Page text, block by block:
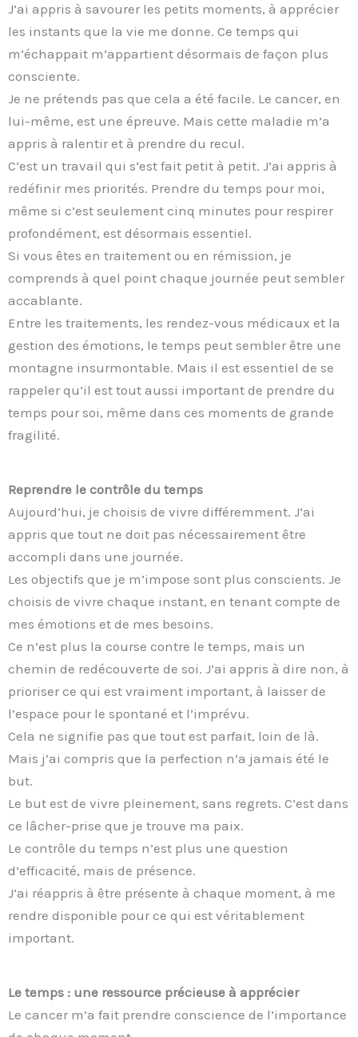
J’ai appris à savourer les petits moments, à apprécier
les instants que la vie me donne. Ce temps qui
m’échappait m’appartient désormais de façon plus
consciente.
Je ne prétends pas que cela a été facile. Le cancer, en
lui-même, est une épreuve. Mais cette maladie m’a
appris à ralentir et à prendre du recul.
C’est un travail qui s’est fait petit à petit. J’ai appris à
redéfinir mes priorités. Prendre du temps pour moi,
même si c’est seulement cinq minutes pour respirer
profondément, est désormais essentiel.
Si vous êtes en traitement ou en rémission, je
comprends à quel point chaque journée peut sembler
accablante.
Entre les traitements, les rendez-vous médicaux et la
gestion des émotions, le temps peut sembler être une
montagne insurmontable. Mais il est essentiel de se
rappeler qu’il est tout aussi important de prendre du
temps pour soi, même dans ces moments de grande
fragilité.
Reprendre le contrôle du temps
Aujourd’hui, je choisis de vivre différemment. J’ai
appris que tout ne doit pas nécessairement être
accompli dans une journée.
Les objectifs que je m’impose sont plus conscients. Je
choisis de vivre chaque instant, en tenant compte de
mes émotions et de mes besoins.
Ce n’est plus la course contre le temps, mais un
chemin de redécouverte de soi. J’ai appris à dire non, à
prioriser ce qui est vraiment important, à laisser de
l’espace pour le spontané et l’imprévu.
Cela ne signifie pas que tout est parfait, loin de là.
Mais j’ai compris que la perfection n’a jamais été le
but.
Le but est de vivre pleinement, sans regrets. C’est dans
ce lâcher-prise que je trouve ma paix.
Le contrôle du temps n’est plus une question
d’efficacité, mais de présence.
J’ai réappris à être présente à chaque moment, à me
rendre disponible pour ce qui est véritablement
important.
Le temps : une ressource précieuse à apprécier
Le cancer m’a fait prendre conscience de l’importance